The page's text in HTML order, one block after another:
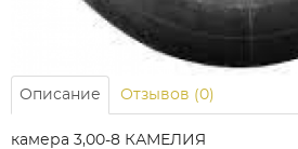
Описание Отзывов (0)
камера 3,00-8 КАМЕЛИЯ